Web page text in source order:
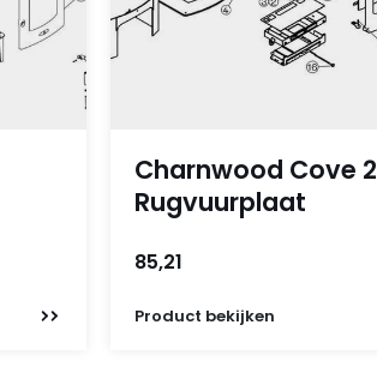
Charnwood Cove 2
Rugvuurplaat
85,21
Product bekijken